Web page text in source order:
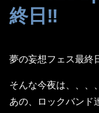
終日‼️
夢の妄想フェス最終
そんな今夜は、、、
あの、ロックバンド